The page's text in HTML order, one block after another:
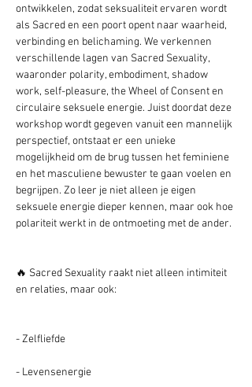
ontwikkelen, zodat seksualiteit ervaren wordt
als Sacred en een poort opent naar waarheid,
verbinding en belichaming. We verkennen
verschillende lagen van Sacred Sexuality,
waaronder polarity, embodiment, shadow
work, self-pleasure, the Wheel of Consent en
circulaire seksuele energie. Juist doordat deze
workshop wordt gegeven vanuit een mannelijk
perspectief, ontstaat er een unieke
mogelijkheid om de brug tussen het feminiene
en het masculiene bewuster te gaan voelen en
begrijpen. Zo leer je niet alleen je eigen
seksuele energie dieper kennen, maar ook hoe
polariteit werkt in de ontmoeting met de ander.
🔥 Sacred Sexuality raakt niet alleen intimiteit
en relaties, maar ook:
- Zelfliefde
- Levensenergie